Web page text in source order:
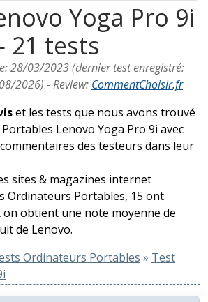
Yoga Pro 9i
tests
28/03/2023(dernier test enregistré:
2026) -Review: CommentChoisir.fr
et les tests que nous avons trouvé
Lenovo Yoga Pro 9i avec
des testeurs dans leur
sites & magazines internet
Ordinateurs Portables, 15 ont
obtient une note moyenne de
de Lenovo.
Ordinateurs Portables » Test